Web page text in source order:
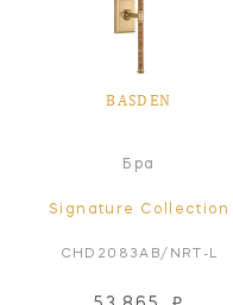
BASDEN
Бра
Signature Collection
CHD2083AB/NRT-L